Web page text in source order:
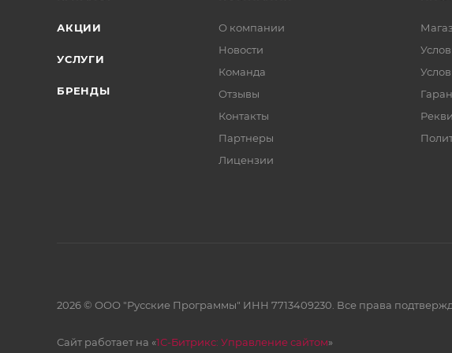
АКЦИИ
УСЛУГИ
БРЕНДЫ
О компании
Новости
Команда
Отзывы
Контакты
Партнеры
Лицензии
2026 © ООО "Русские Программы" ИНН 7713409230. Все права
Сайт работает на «1С-Битрикс: Управление сайтом»